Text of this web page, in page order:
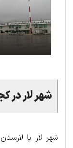
شهر لار در
شهر لار یا